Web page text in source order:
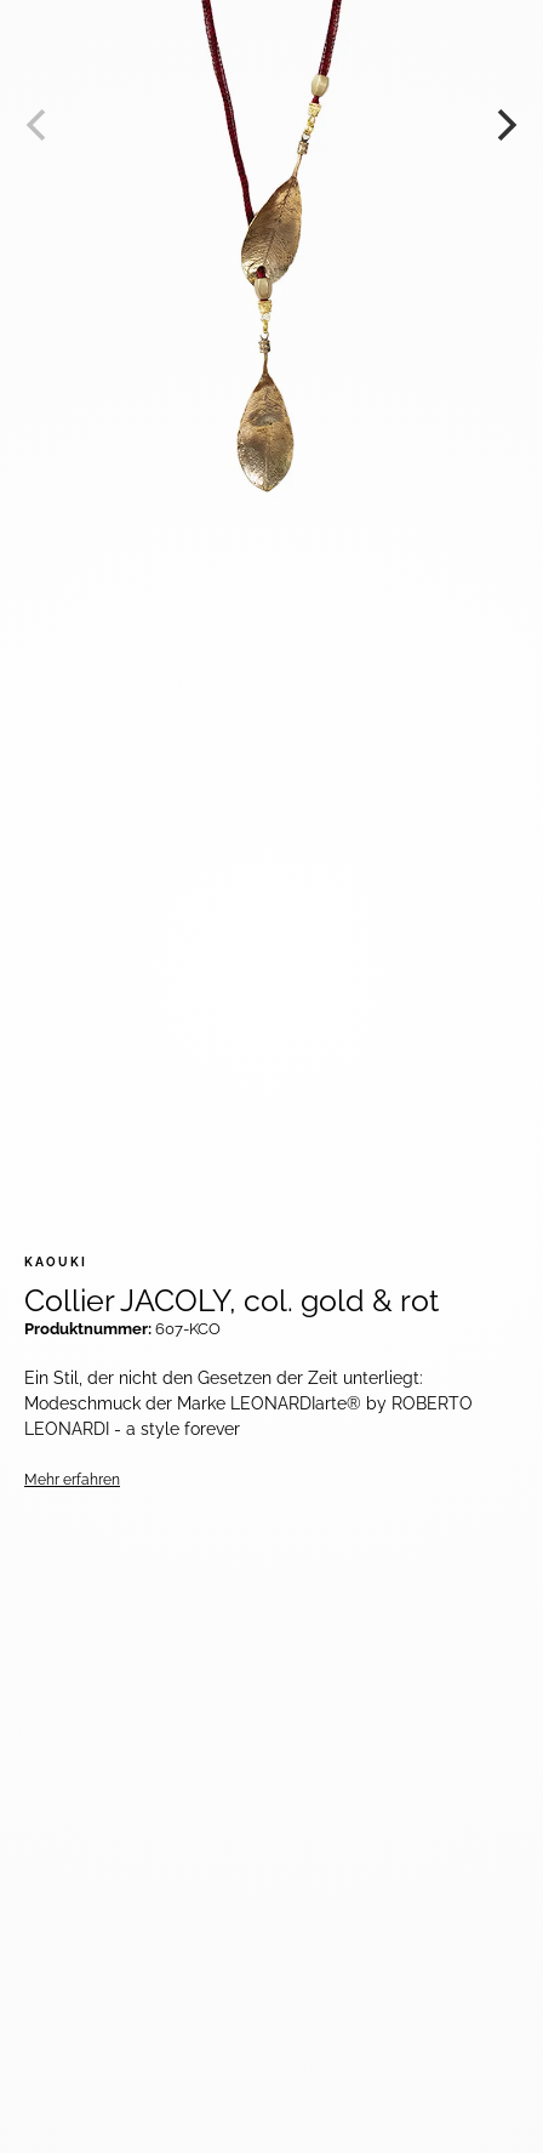
Ein Stil, der nicht den Gesetzen der Zeit unterliegt:
Modeschmuck der Marke LEONARDIarte® by ROBERTO
LEONARDI - a style forever
Mehr erfahren
KAOUKI
Collier JACOLY, col. gold & rot
Produktnummer: 607-KCO